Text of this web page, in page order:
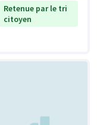
Retenue par le tri
citoyen